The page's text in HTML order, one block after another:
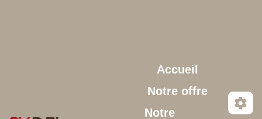
Accueil
Notre offre
Notre